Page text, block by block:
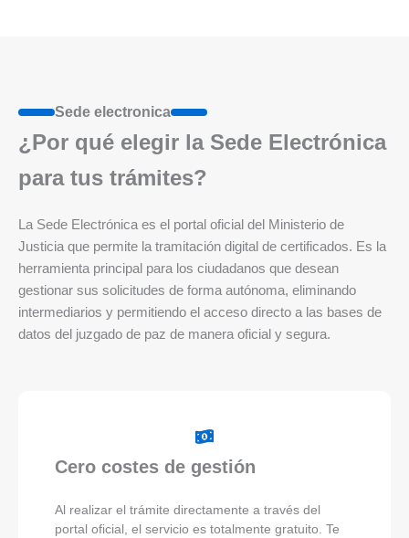
Sede electronica
¿Por qué elegir la Sede Electrónica
para tus trámites?
La Sede Electrónica es el portal oficial del Ministerio de
Justicia que permite la tramitación digital de certificados. Es la
herramienta principal para los ciudadanos que desean
gestionar sus solicitudes de forma autónoma, eliminando
intermediarios y permitiendo el acceso directo a las bases de
datos del juzgado de paz de manera oficial y segura.
Cero costes de gestión
Al realizar el trámite directamente a través del
portal oficial, el servicio es totalmente gratuito. Te